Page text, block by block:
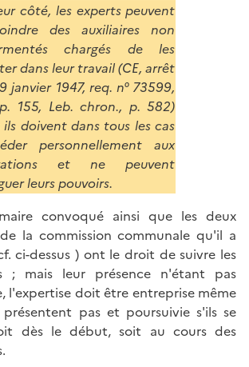
côté, les experts peuvent
des auxiliaires non
chargés de les
dans leur travail (CE, arrêt
janvier 1947, req. n° 73599,
155, Leb. chron., p. 582)
ils doivent dans tous les cas
personnellement aux
et ne peuvent
leurs pouvoirs.
convoqué ainsi que les deux
la commission communale qu'il a
ci-dessus ) ont le droit de suivre les
; mais leur présence n'étant pas
l'expertise doit être entreprise même
pas et poursuivie s'ils se
dès le début, soit au cours des